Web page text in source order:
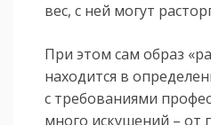
вес, с ней могут
При этом сам образ
находится в
с требованиями
много искушений – от